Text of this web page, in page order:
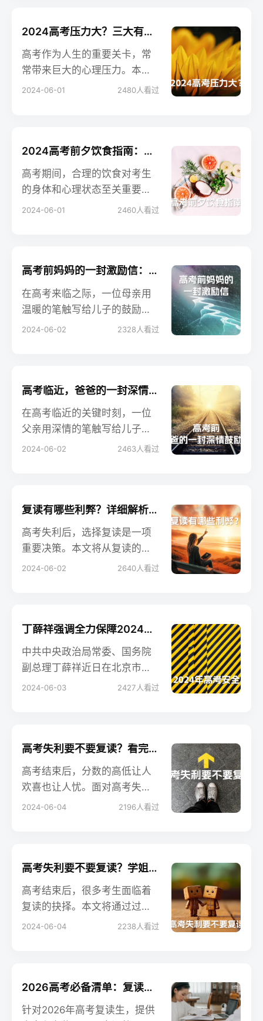
乐疗法。通过这些方法，考生
们可以有效地缓解压力，增强
自信，从容应对高考。
2024高考压力大？三大有效缓解方法助你轻松应考
高考作为人生的重要关卡，常
常带来巨大的心理压力。本文
提供了三种行之有效的缓解压
更好地调整心态，从容应对高
考挑战，发挥出最佳水平。
2024-06-01 2480人看过
2024高考前夕饮食指南：五大注意事项助你轻松应考
高考期间，合理的饮食对考生
的身体和心理状态至关重要。
本文提供了五大饮食注意事
冷与刺激性食物。这些建议将
状态，轻松迎接高考。
2024-06-01 2460人看过
高考前妈妈的一封激励信：给儿子最温暖的支持与力量
在高考来临之际，一位母亲用
温暖的笔触写给儿子的鼓励
信，为他送上满满的支持与力
的状态迎接高考。
2024-06-02 2328 人看过
高考临近，爸爸的一封深情鼓励信：助你迎接光辉未来
在高考临近的关键时刻，一位
父亲用深情的笔触写给儿子的
鼓励信，表达了对儿子的无限
向光辉的未来。
2024-06-02 2463人看过
复读有哪些利弊？详细解析助你做出最佳选择
高考失利后，选择复读是一项
重要决策。本文将从复读的利
弊两方面进行详细分析，帮助
2024-06-02 2640人看过
丁薛祥强调全力保障2024年高考安全，确保考生实现梦想
中共中央政治局常委、国务院
副总理丁薛祥近日在北京市检
查2024年高考准备工作，强调
薛祥对高考工作的指示，提出
高考顺利进行。
2024-06-03 2427 人看过
高考失利要不要复读？看完你就明白了！
高考结束后，分数的高低让人
欢喜也让人忧。面对高考失
利，是选择复读还是另寻他
分析复读的利弊和注意事项，
出明智的选择。
2024-06-04 2196人看过
高考失利要不要复读？学姐教你八个实用技巧！
高考结束后，很多考生面临着
复读的抉择。本文将通过过来
人的经验，为大家提供八条实
等方面，助你在下一次高考中
2024-06-04 2238 人看过
2026高考必备清单：复读生冲刺阶段必知全方位指南
针对2026年高考复读生，提供